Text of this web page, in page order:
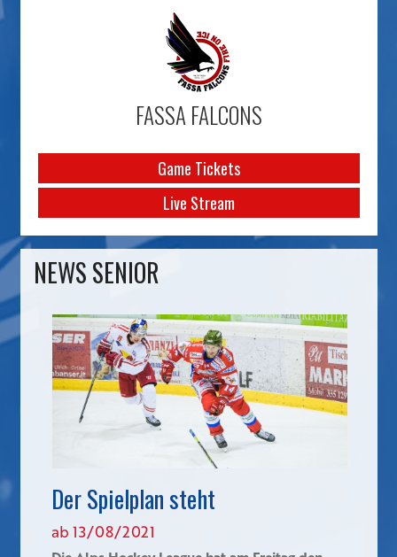
FASSA FALCONS
Game Tickets
Live Stream
NEWS SENIOR
Der Spielplan steht
ab 13/08/2021